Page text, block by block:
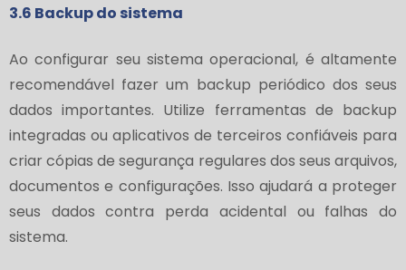
3.6 Backup do sistema
Ao configurar seu sistema operacional, é altamente
recomendável fazer um backup periódico dos seus
dados importantes. Utilize ferramentas de backup
integradas ou aplicativos de terceiros confiáveis ​​para
criar cópias de segurança regulares dos seus arquivos,
documentos e configurações. Isso ajudará a proteger
seus dados contra perda acidental ou falhas do
sistema.